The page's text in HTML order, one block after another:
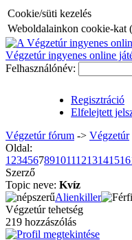
Cookie/süti kezelés
Weboldalainkon cookie-kat
Végzetúr ingyenes online
Felhasználónév:
Regisztráció
Elfelejtett
Végzetúr fórum -> Végzetúr
Oldal:
1 2345678910111213141516
Szerző
Topic neve: Kvíz
Alienkiller
Végzetúr tehetség
219 hozzászólás